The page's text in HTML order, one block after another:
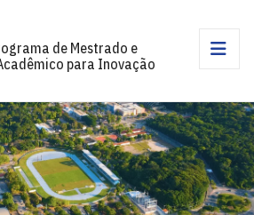
de Mestrado e
para Inovação